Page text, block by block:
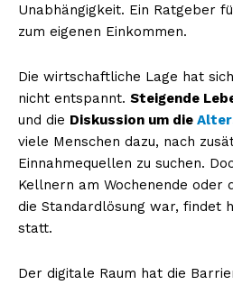
Unabhängigkeit. Ein Ratgeber
zum eigenen Einkommen.
Die wirtschaftliche Lage hat
nicht entspannt. Steigende
und die Diskussion um die
viele Menschen dazu, nach
Einnahmequellen zu suchen.
Kellnern am Wochenende oder
die Standardlösung war, findet
statt.
Der digitale Raum hat die